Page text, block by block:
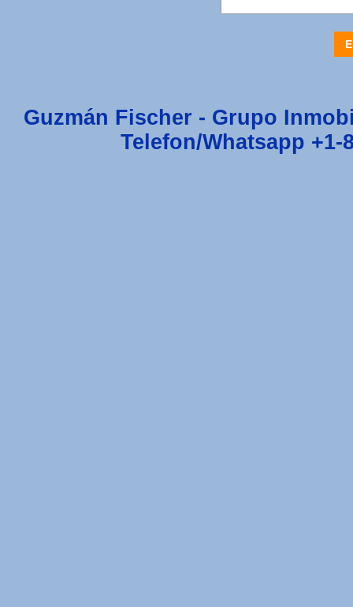
Guzmán Fischer - Grupo
Telefon/Whatsapp +1-